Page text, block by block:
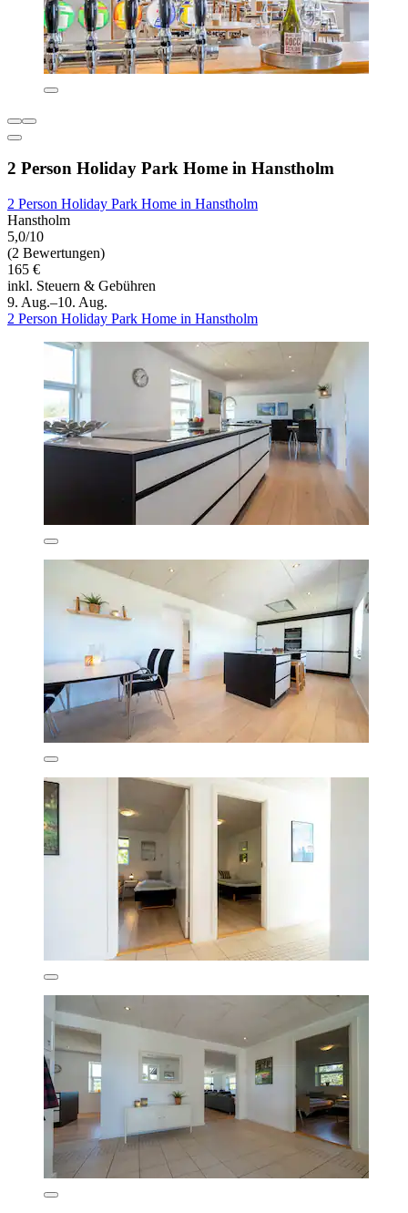
2 Person Holiday Park Home in Hanstholm
2 Person Holiday Park Home in Hanstholm
Hanstholm
5,0/10
(2 Bewertungen)
165 €
inkl. Steuern & Gebühren
9. Aug.–10. Aug.
2 Person Holiday Park Home in Hanstholm